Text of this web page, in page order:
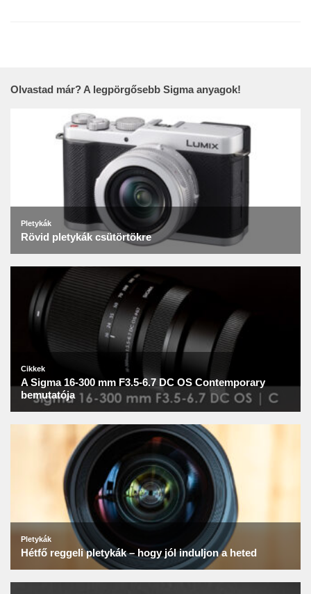
Olvastad már? A legpörgősebb Sigma anyagok!